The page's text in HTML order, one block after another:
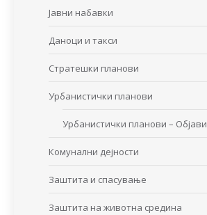
Јавни набавки
Даноци и такси
Стратешки планови
Урбанистички планови
Урбанистички планови – Објави
Комунални дејности
Заштита и спасување
Заштита на животна средина